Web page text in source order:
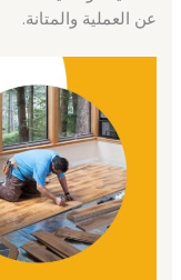
عن العملية والمتانة.